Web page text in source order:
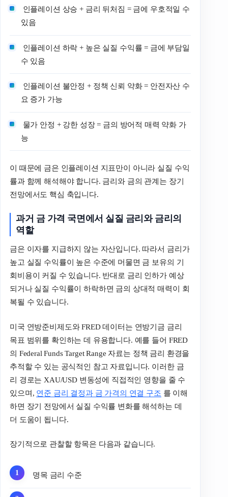
인플레이션 상승 + 금리 뒤처짐 = 금에 우호적일 수
있음
인플레이션 하락 + 높은 실질 수익률 = 금에 부담일
수 있음
인플레이션 불안정 + 정책 신뢰 약화 = 안전자산 수
요 증가 가능
물가 안정 + 강한 성장 = 금의 방어적 매력 약화 가
능
이 때문에 금은 인플레이션 지표만이 아니라 실질 수익
률과 함께 해석해야 합니다. 금리와 금의 관계는 장기
전망에서도 핵심 축입니다.
과거 금 가격 국면에서 실질 금리와 금리의
역할
금은 이자를 지급하지 않는 자산입니다. 따라서 금리가
높고 실질 수익률이 높은 수준에 머물면 금 보유의 기
회비용이 커질 수 있습니다. 반대로 금리 인하가 예상
되거나 실질 수익률이 하락하면 금의 상대적 매력이 회
복될 수 있습니다.
미국 연방준비제도와 FRED 데이터는 연방기금 금리
목표 범위를 확인하는 데 유용합니다. 예를 들어 FRED
의 Federal Funds Target Range 자료는 정책 금리 환경을
추적할 수 있는 공식적인 참고 자료입니다. 이러한 금
리 경로는 XAU/USD 변동성에 직접적인 영향을 줄 수
있으며, 연준 금리 결정과 금 가격의 연결 구조 를 이해
하면 장기 전망에서 실질 수익률 변화를 해석하는 데
더 도움이 됩니다.
장기적으로 관찰할 항목은 다음과 같습니다.
명목 금리 수준